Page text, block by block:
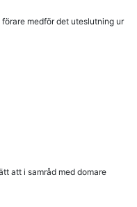
medför det uteslutning ur
att i samråd med domare